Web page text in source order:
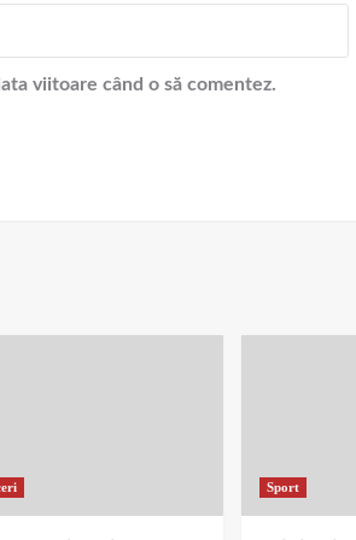
viitoare când o să comentez.
Sport